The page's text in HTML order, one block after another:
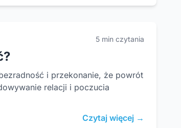
5 min czytania
i przekonanie, że powrót
relacji i poczucia
Czytaj więcej →